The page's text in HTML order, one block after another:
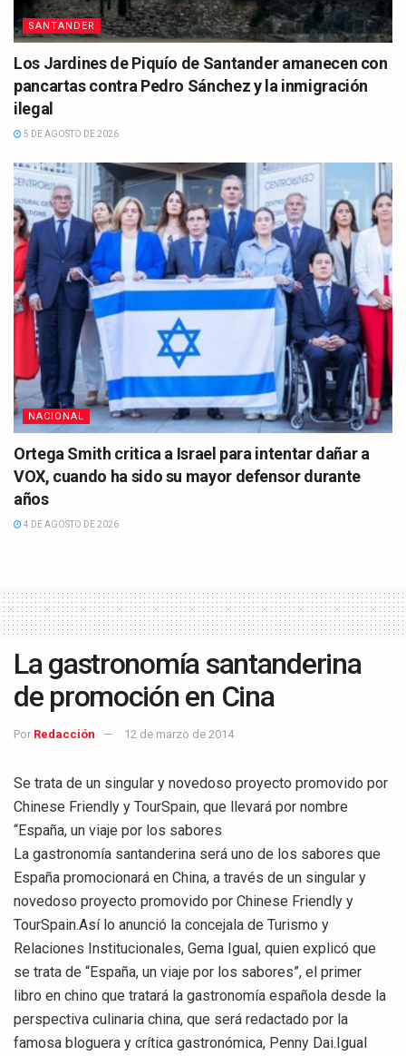
SANTANDER
Los Jardines de Piquío de Santander amanecen con
pancartas contra Pedro Sánchez y la inmigración
ilegal
5 DE AGOSTO DE 2026
NACIONAL
Ortega Smith critica a Israel para intentar dañar a
VOX, cuando ha sido su mayor defensor durante
años
4 DE AGOSTO DE 2026
La gastronomía santanderina
de promoción en Cina
Por Redacción 12 de marzo de 2014
Se trata de un singular y novedoso proyecto promovido por
Chinese Friendly y TourSpain, que llevará por nombre
“España, un viaje por los sabores
La gastronomía santanderina será uno de los sabores que
España promocionará en China, a través de un singular y
novedoso proyecto promovido por Chinese Friendly y
TourSpain.Así lo anunció la concejala de Turismo y
Relaciones Institucionales, Gema Igual, quien explicó que
se trata de “España, un viaje por los sabores”, el primer
libro en chino que tratará la gastronomía española desde la
perspectiva culinaria china, que será redactado por la
famosa bloguera y crítica gastronómica, Penny Dai.Igual